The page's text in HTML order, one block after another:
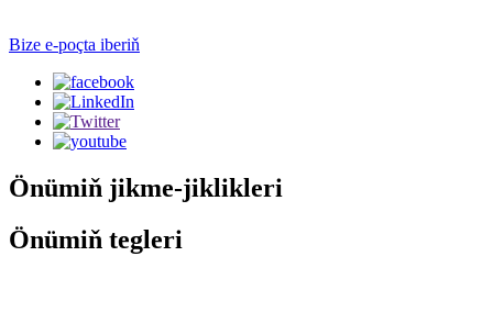
Bize e-poçta iberiň
Önümiň jikme-jiklikleri
Önümiň tegleri